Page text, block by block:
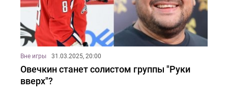
Вне игры 31.03.2025, 20:00
Овечкин станет солистом группы "Руки
вверх"?